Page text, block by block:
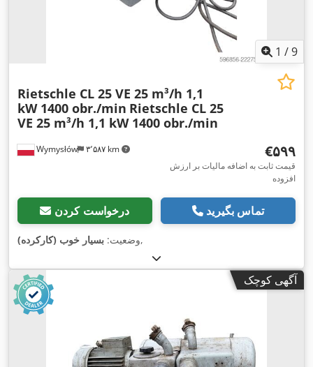
1 /9
Wymysłów ۳٬۵۸۷ km
Rietschle CL 25 VE 25 m³/h 1,1
kW 1400 obr./min Rietschle CL 25
VE 25 m³/h 1,1 kW 1400 obr./min
‎€۵۹۹
قیمت ثابت به اضافه مالیات بر ارزش
افزوده
درخواست کردن تماس بگیرید
وضعیت: بسیار خوب (کارکرده) ,
آگهی کوچک